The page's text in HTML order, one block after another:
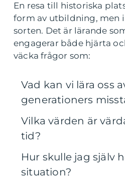
En resa till historiska
form av utbildning, men
sorten. Det är lärande
engagerar både hjärta
väcka frågor som:
Vad kan vi lära oss
generationers
Vilka värden är
tid?
Hur skulle jag själv
situation?